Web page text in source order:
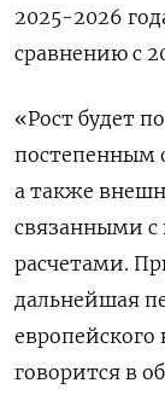
2025-2026
сравнению с
«Рост будет
постепенным
а также
связанными
расчетами.
дальнейшая
европейского
говорится в